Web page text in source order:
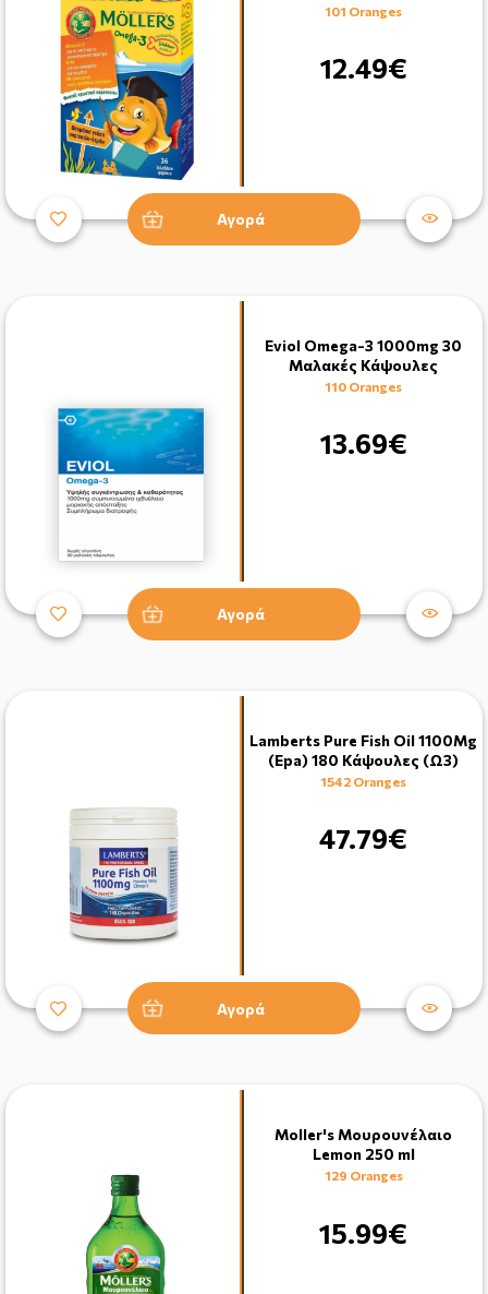
101 Oranges
12.49€
Αγορά
Eviol Omega-3 1000mg 30
Μαλακές Κάψουλες
110 Oranges
13.69€
Αγορά
Lamberts Pure Fish Oil 1100Mg
(Epa) 180 Κάψουλες (Ω3)
1542 Oranges
47.79€
Αγορά
Moller's Μουρουνέλαιο
Lemon 250 ml
129 Oranges
15.99€